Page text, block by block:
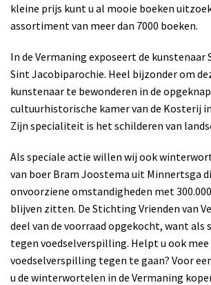
kleine prijs kunt u al mooie boeken
assortiment van meer dan 7000 boeken.
In de Vermaning exposeert de kunstenaar
Sint Jacobiparochie. Heel bijzonder om
kunstenaar te bewonderen in de
cultuurhistorische kamer van de Kosterij
Zijn specialiteit is het schilderen van
Als speciale actie willen wij ook
van boer Bram Joostema uit Minnertsga
onvoorziene omstandigheden met
blijven zitten. De Stichting Vrienden van
deel van de voorraad opgekocht, want
tegen voedselverspilling. Helpt u ook mee
voedselverspilling tegen te gaan? Voor
u de winterwortelen in de Vermaning